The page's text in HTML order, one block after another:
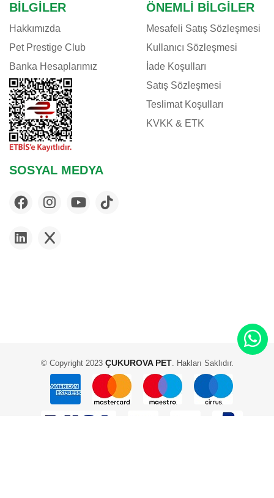
BILGILER
Hakkımızda
Pet Prestige Club
Banka Hesaplarımız
ÖNEMLI BILGILER
Mesafeli Satış Sözleşmesi
Kullanıcı Sözleşmesi
İade Koşulları
Satış Sözleşmesi
Teslimat Koşulları
KVKK & ETK
SOSYAL MEDYA
© Copyright 2023ÇUKUROVA PET. Hakları Saklıdır.